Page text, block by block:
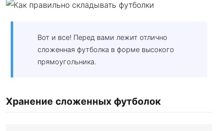
Вот и все! Перед вами лежит отлично
сложенная футболка в форме высокого
прямоугольника.
Хранение сложенных футболок